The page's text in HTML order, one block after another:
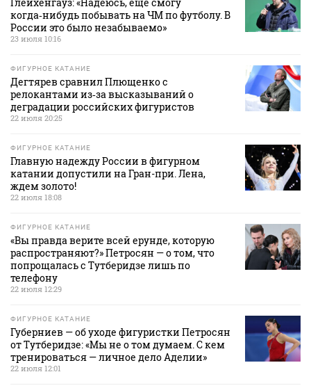
Глейхенгауз: «Надеюсь, еще смогу
когда‑нибудь побывать на ЧМ по футболу. В
России это было незабываемо»
23 июля 10:16
ФИГУРНОЕ КАТАНИЕ
Дегтярев сравнил Плющенко с
релокантами из‑за высказываний о
деградации российских фигуристов
22 июля 20:25
ФИГУРНОЕ КАТАНИЕ
Главную надежду России в фигурном
катании допустили на Гран-при. Лена,
ждем золото!
22 июля 18:08
ФИГУРНОЕ КАТАНИЕ
«Вы правда верите всей ерунде, которую
распространяют?» Петросян — о том, что
попрощалась с Тутберидзе лишь по
телефону
22 июля 12:29
ФИГУРНОЕ КАТАНИЕ
Губерниев — об уходе фигуристки Петросян
от Тутберидзе: «Мы не о том думаем. С кем
тренироваться — личное дело Аделии»
22 июля 12:01